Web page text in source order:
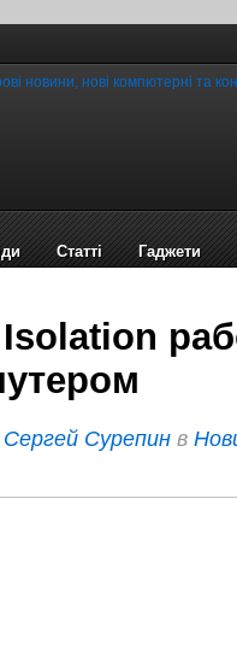
Статті Гаджети
Сергей Сурепин в